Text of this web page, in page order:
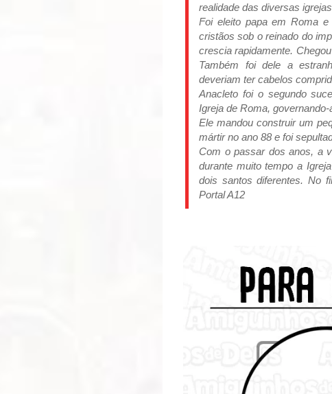
realidade das diversas
Foi eleito papa em Roma
cristãos sob o reinado do
crescia rapidamente.
Também foi dele a
deveriam ter cabelos
Anacleto foi o segundo
Igreja de Roma,
Ele mandou construir um
mártir no ano 88 e foi
Com o passar dos anos, a
durante muito tempo a
dois santos diferentes. No
Portal A12